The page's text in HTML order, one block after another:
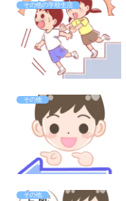
その他の学校生活
その他
その他